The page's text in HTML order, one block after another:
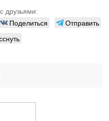
друзьями:
Поделиться
Отправить